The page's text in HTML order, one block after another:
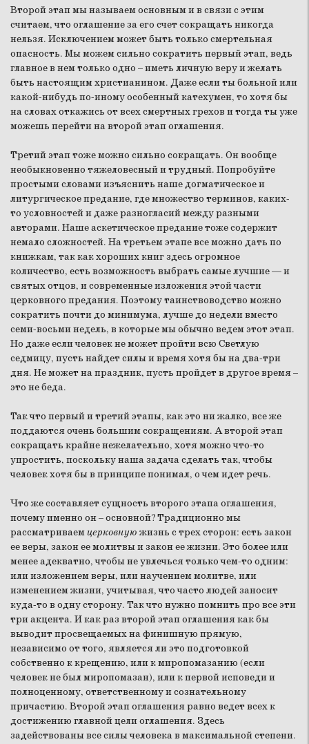
Второй этап мы называем основным и в связи с этим
считаем, что оглашение за его счет сокращать никогда
нельзя. Исключением может быть только смертельная
опасность. Мы можем сильно сократить первый этап, ведь
главное в нем только одно – иметь личную веру и желать
быть настоящим христианином. Даже если ты больной или
какой-нибудь по-иному особенный катехумен, то хотя бы
на словах откажись от всех смертных грехов и тогда ты уже
можешь перейти на второй этап оглашения.
Третий этап тоже можно сильно сокращать. Он вообще
необыкновенно тяжеловесный и трудный. Попробуйте
простыми словами изъяснить наше догматическое и
литургическое предание, где множество терминов, каких-
то условностей и даже разногласий между разными
авторами. Наше аскетическое предание тоже содержит
немало сложностей. На третьем этапе все можно дать по
книжкам, так как хороших книг здесь огромное
количество, есть возможность выбрать самые лучшие — и
святых отцов, и современные изложения этой части
церковного предания. Поэтому таинствоводство можно
сократить почти до минимума, лучше до недели вместо
семи-восьми недель, в которые мы обычно ведем этот этап.
Но даже если человек не может пройти всю Светлую
седмицу, пусть найдет силы и время хотя бы на два-три
дня. Не может на праздник, пусть пройдет в другое время –
это не беда.
Так что первый и третий этапы, как это ни жалко, все же
поддаются очень большим сокращениям. А второй этап
сокращать крайне нежелательно, хотя можно что-то
упростить, поскольку наша задача сделать так, чтобы
человек хотя бы в принципе понимал, о чем идет речь.
Что же составляет сущность второго этапа оглашения,
почему именно он – основной? Традиционно мы
рассматриваем церковнуюжизнь с трех сторон: есть закон
ее веры, закон ее молитвы и закон ее жизни. Это более или
менее адекватно, чтобы не увлечься только чем-то одним:
или изложением веры, или научением молитве, или
изменением жизни, учитывая, что часто людей заносит
куда-то в одну сторону. Так что нужно помнить про все эти
три акцента. И как раз второй этап оглашения как бы
выводит просвещаемых на финишную прямую,
независимо от того, является ли это подготовкой
собственно к крещению, или к миропомазанию (если
человек не был миропомазан), или к первой исповеди и
полноценному, ответственному и сознательному
причастию. Второй этап оглашения равно ведет всех к
достижению главной цели оглашения. Здесь
задействованы все силы человека в максимальной степени.